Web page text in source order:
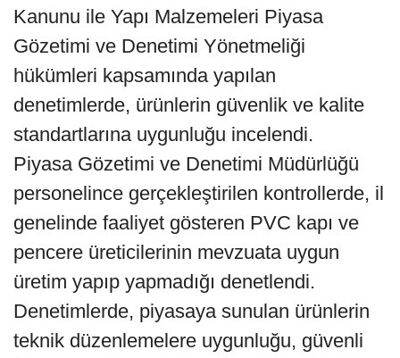
Kanunu ile Yapı Malzemeleri Piyasa
Gözetimi ve Denetimi Yönetmeliği
hükümleri kapsamında yapılan
denetimlerde, ürünlerin güvenlik ve kalite
standartlarına uygunluğu incelendi.
Piyasa Gözetimi ve Denetimi Müdürlüğü
personelince gerçekleştirilen kontrollerde, il
genelinde faaliyet gösteren PVC kapı ve
pencere üreticilerinin mevzuata uygun
üretim yapıp yapmadığı denetlendi.
Denetimlerde, piyasaya sunulan ürünlerin
teknik düzenlemelere uygunluğu, güvenli